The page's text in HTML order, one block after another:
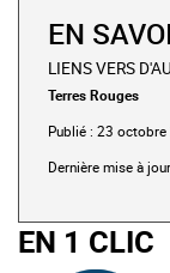
EN
LIENS VERS
Terres Rouges
Publié : 23
Dernière mise à
EN 1 CLIC